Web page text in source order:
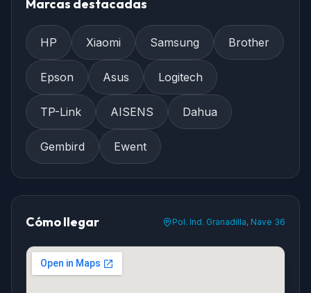
Marcas destacadas
HP Xiaomi Samsung Brother
Epson Asus Logitech
TP-Link AISENS Dahua
Gembird Ewent
Cómo llegar Pol. Ind. Granadilla, Nave 36